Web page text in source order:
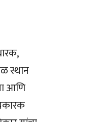
स्थान
आणि